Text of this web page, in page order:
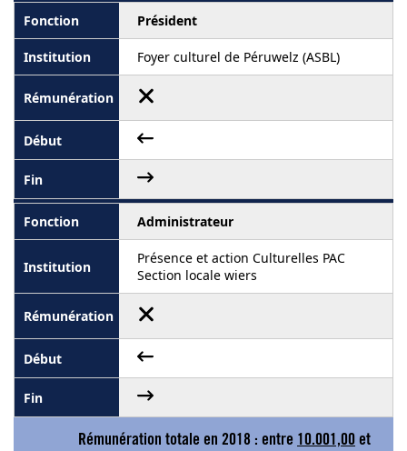
Président
Foyer culturel de Péruwelz (ASBL)
Administrateur
Présence et action Culturelles PAC
Section locale wiers
Rémunération totale en 2018 : entre 10.001,00 et